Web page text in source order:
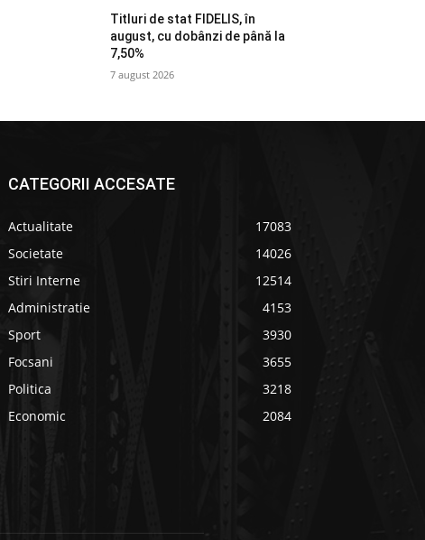
Titluri de stat FIDELIS, în
august, cu dobânzi de până la
7,50%
7 august 2026
CATEGORII ACCESATE
Actualitate
17083
Societate
14026
Stiri Interne
12514
Administratie
4153
Sport
3930
Focsani
3655
Politica
3218
Economic
2084